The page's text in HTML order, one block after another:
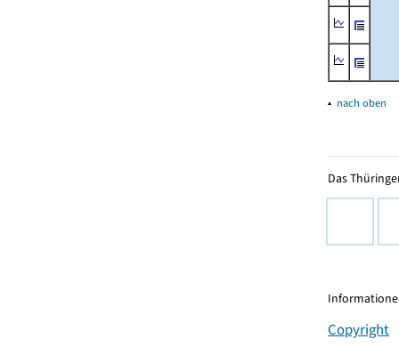
▴ nach oben
Das
Copyright